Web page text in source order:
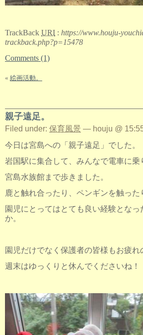
TrackBack URI : https://www.houju-
trackback.php?p=15478
Comments (1)
« 絵画活動。
親子遠足。
Filed under: 保育風景 — houju @
今日は宮島への「親子遠足」でした。
岩国駅に集合して、みんなで電車に乗
宮島水族館まで歩きました。
鹿と触れ合ったり、ペンギンを触った
園児にとってはとても良い経験とな
か。
園児だけでなく保護者の皆様もお疲
週末はゆっくりと休んでくださいね！